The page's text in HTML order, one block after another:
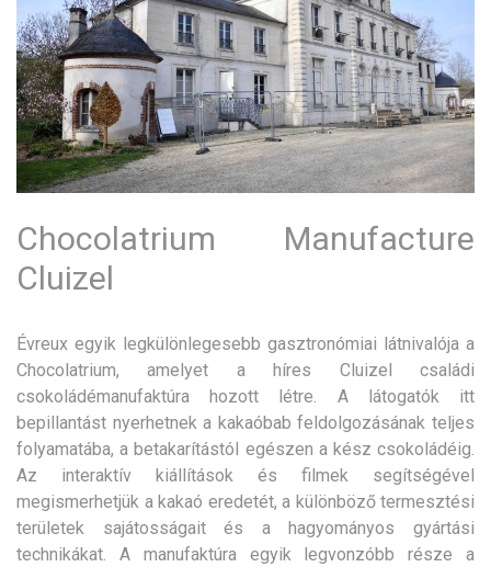
Chocolatrium Manufacture
Cluizel
Évreux egyik legkülönlegesebb gasztronómiai látnivalója a
Chocolatrium, amelyet a híres Cluizel családi
csokoládémanufaktúra hozott létre. A látogatók itt
bepillantást nyerhetnek a kakaóbab feldolgozásának teljes
folyamatába, a betakarítástól egészen a kész csokoládéig.
Az interaktív kiállítások és filmek segítségével
megismerhetjük a kakaó eredetét, a különböző termesztési
területek sajátosságait és a hagyományos gyártási
technikákat. A manufaktúra egyik legvonzóbb része a